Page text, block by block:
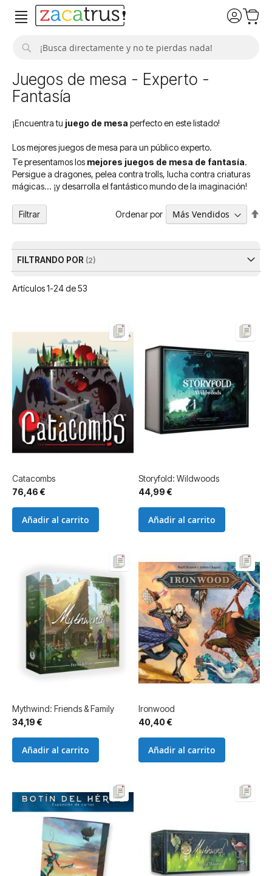
Juegos de mesa - Experto -
Fantasía
¡Encuentra tu juego de mesa perfecto en este listado!
Los mejores juegos de mesa para un público experto.
Te presentamos los mejores juegos de mesa de fantasía.
Persigue a dragones, pelea contra trolls, lucha contra criaturas
mágicas... ¡y desarrolla el fantástico mundo de la imaginación!
Artículos1-24de53
Ordenar por
Catacombs
76,46 €
Añadir al carrito
Storyfold: Wildwoods
44,99 €
Añadir al carrito
Mythwind: Friends & Family
34,19 €
Añadir al carrito
Ironwood
40,40 €
Añadir al carrito
Filtrar
FILTRANDO POR